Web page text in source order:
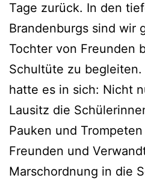
Tage zurück. In den
Brandenburgs sind wir
Tochter von Freunden
Schultüte zu begleiten.
hatte es in sich: Nicht
Lausitz die
Pauken und
Freunden und
Marschordnung in die